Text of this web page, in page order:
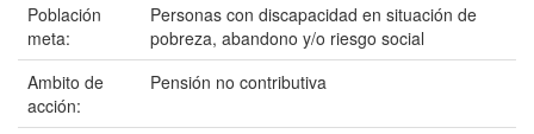
Población
meta:
Personas con discapacidad en situación de
pobreza, abandono y/o riesgo social
Ambito de
acción:
Pensión no contributiva